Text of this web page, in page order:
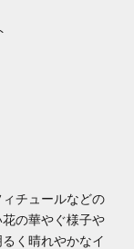
チュールなどの
の華やぐ様子や
く晴れやかなイ